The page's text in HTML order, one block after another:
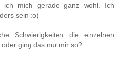
ich mich gerade ganz wohl. Ich
sein :o)
Schwierigkeiten die einzelnen
ging das nur mir so?